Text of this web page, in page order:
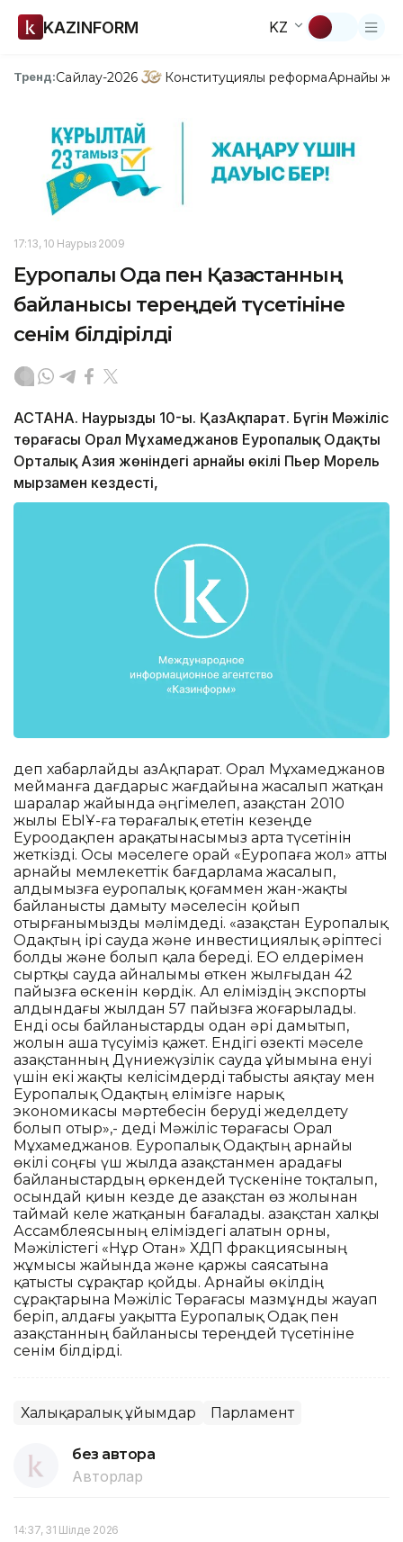
KAZINFORM KZ
Тренд:Сайлау-2026 Конституциялық реформаАрнайы
17:13, 10 Наурыз 2009
Еуропалық Одақ пен Қазақстанның
байланысы тереңдей түсетініне
сенім білдірілді
АСТАНА. Наурыздың 10-ы. ҚазАқпарат. Бүгін Мәжіліс
төрағасы Орал Мұхамеджанов Еуропалық Одақтың
Орталық Азия жөніндегі арнайы өкілі Пьер Морель
мырзамен кездесті,
деп хабарлайды ҚазАқпарат. Орал Мұхамеджанов
мейманға дағдарыс жағдайына жасалып жатқан
шаралар жайында әңгімелеп, Қазақстан 2010
жылы ЕҚЫҰ-ға төрағалық ететін кезеңде
Еуроодақпен арақатынасымыз арта түсетінін
жеткізді. Осы мәселеге орай «Еуропаға жол» атты
арнайы мемлекеттік бағдарлама жасалып,
алдымызға еуропалық қоғаммен жан-жақты
байланысты дамыту мәселесін қойып
отырғанымызды мәлімдеді. «Қазақстан Еуропалық
Одақтың ірі сауда және инвестициялық әріптесі
болды және болып қала береді. ЕО елдерімен
сыртқы сауда айналымы өткен жылғыдан 42
пайызға өскенін көрдік. Ал еліміздің экспорты
алдындағы жылдан 57 пайызға жоғарылады.
Енді осы байланыстарды одан әрі дамытып,
жолын аша түсуіміз қажет. Ендігі өзекті мәселе
Қазақстанның Дүниежүзілік сауда ұйымына енуі
үшін екі жақты келісімдерді табысты аяқтау мен
Еуропалық Одақтың елімізге нарық
экономикасы мәртебесін беруді жеделдету
болып отыр»,- деді Мәжіліс төрағасы Орал
Мұхамеджанов. Еуропалық Одақтың арнайы
өкілі соңғы үш жылда Қазақстанмен арадағы
байланыстардың өркендей түскеніне тоқталып,
осындай қиын кезде де Қазақстан өз жолынан
таймай келе жатқанын бағалады. Қазақстан халқы
Ассамблеясының еліміздегі алатын орны,
Мәжілістегі «Нұр Отан» ХДП фракциясының
жұмысы жайында және қаржы саясатына
қатысты сұрақтар қойды. Арнайы өкілдің
сұрақтарына Мәжіліс Төрағасы мазмұнды жауап
беріп, алдағы уақытта Еуропалық Одақ пен
Қазақстанның байланысы тереңдей түсетініне
сенім білдірді.
Халықаралық ұйымдар Парламент
без автора
Авторлар
14:37, 31 Шілде 2026